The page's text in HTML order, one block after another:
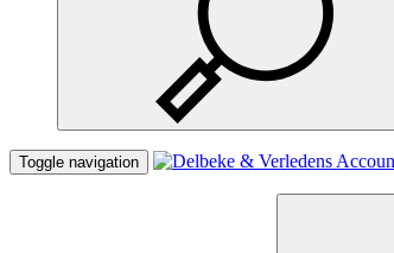
Toggle navigation